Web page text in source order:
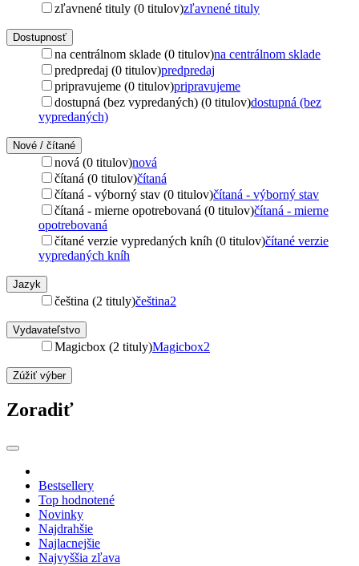
zľavnené tituly (0 titulov)zľavnené tituly
Dostupnosť
na centrálnom sklade (0 titulov)na centrálnom sklade
predpredaj (0 titulov)predpredaj
pripravujeme (0 titulov)pripravujeme
dostupná (bez vypredaných) (0 titulov)dostupná (bez
vypredaných)
Nové / čítané
nová (0 titulov)nová
čítaná (0 titulov)čítaná
čítaná - výborný stav (0 titulov)čítaná - výborný stav
čítaná - mierne opotrebovaná (0 titulov)čítaná - mierne
opotrebovaná
čítané verzie vypredaných kníh (0 titulov)čítané verzie
vypredaných kníh
Jazyk
čeština (2 tituly)čeština2
Vydavateľstvo
Magicbox (2 tituly)Magicbox2
Zúžiť výber
Zoradiť
Bestsellery
Top hodnotené
Novinky
Najdrahšie
Najlacnejšie
Najvyššia zľava